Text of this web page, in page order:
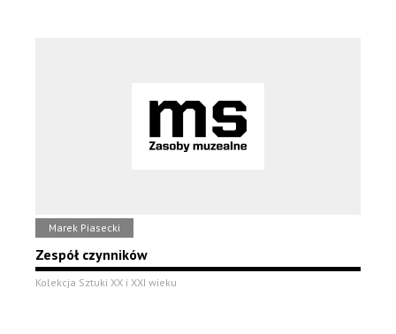
Marek Piasecki
Zespół czynników
Kolekcja Sztuki XX i XXI wieku